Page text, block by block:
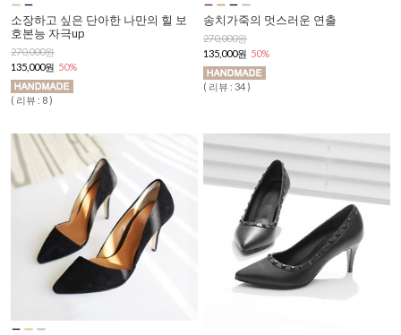
소장하고 싶은 단아한 나만의 힐 보
호본능 자극up
270,000원
135,000원 50%
( 리뷰 : 8 )
송치가죽의 멋스러운 연출
270,000원
135,000원 50%
( 리뷰 : 34 )